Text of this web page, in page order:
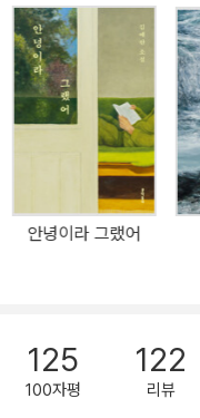
야 할 불행들이 많아 지루
뉜 어머니와 이모의 삶을
해해야 하는지 심각하게 고민하기 시작
듯, 『모순』 또한 작가의
보이는 인물들의 삶을 생
리들 일상의 지극히 사소
진행시키는 양귀자만의
다. 더할 것도 없고 덜할
이 하고자 하는 이야기를
삶의 방향키를 돌릴 준비
것이 아니라 전 생애를 걸
안녕이라 그랬어
125
100자평
122
리뷰